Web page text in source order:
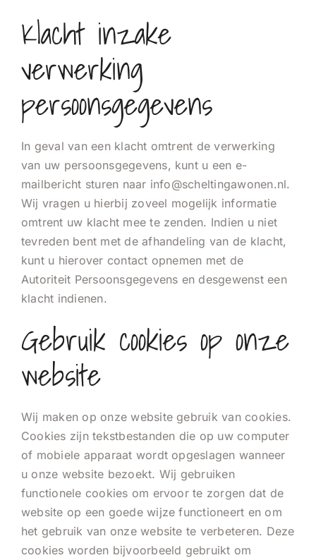
Klacht inzake
verwerking
persoonsgegevens
In geval van een klacht omtrent de verwerking
van uw persoonsgegevens, kunt u een e-
mailbericht sturen naar info@scheltingawonen.nl.
Wij vragen u hierbij zoveel mogelijk informatie
omtrent uw klacht mee te zenden. Indien u niet
tevreden bent met de afhandeling van de klacht,
kunt u hierover contact opnemen met de
Autoriteit Persoonsgegevens en desgewenst een
klacht indienen.
Gebruik cookies op onze
website
Wij maken op onze website gebruik van cookies.
Cookies zijn tekstbestanden die op uw computer
of mobiele apparaat wordt opgeslagen wanneer
u onze website bezoekt. Wij gebruiken
functionele cookies om ervoor te zorgen dat de
website op een goede wijze functioneert en om
het gebruik van onze website te verbeteren. Deze
cookies worden bijvoorbeeld gebruikt om